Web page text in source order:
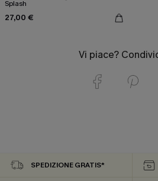
Splash
27,00 €
Vi piace?
SPEDIZIONE GRATIS*